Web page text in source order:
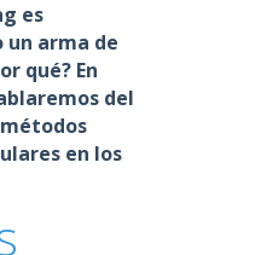
es
un arma de
qué? En
del
métodos
en los